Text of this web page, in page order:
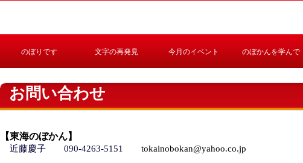
お問い合わせ
【東海のぼかん】
近藤慶子 090-4263-5151 tokainobokan@yahoo.co.jp
のぼりです 文字の再発見 今月のイベント のぼかんを学んで